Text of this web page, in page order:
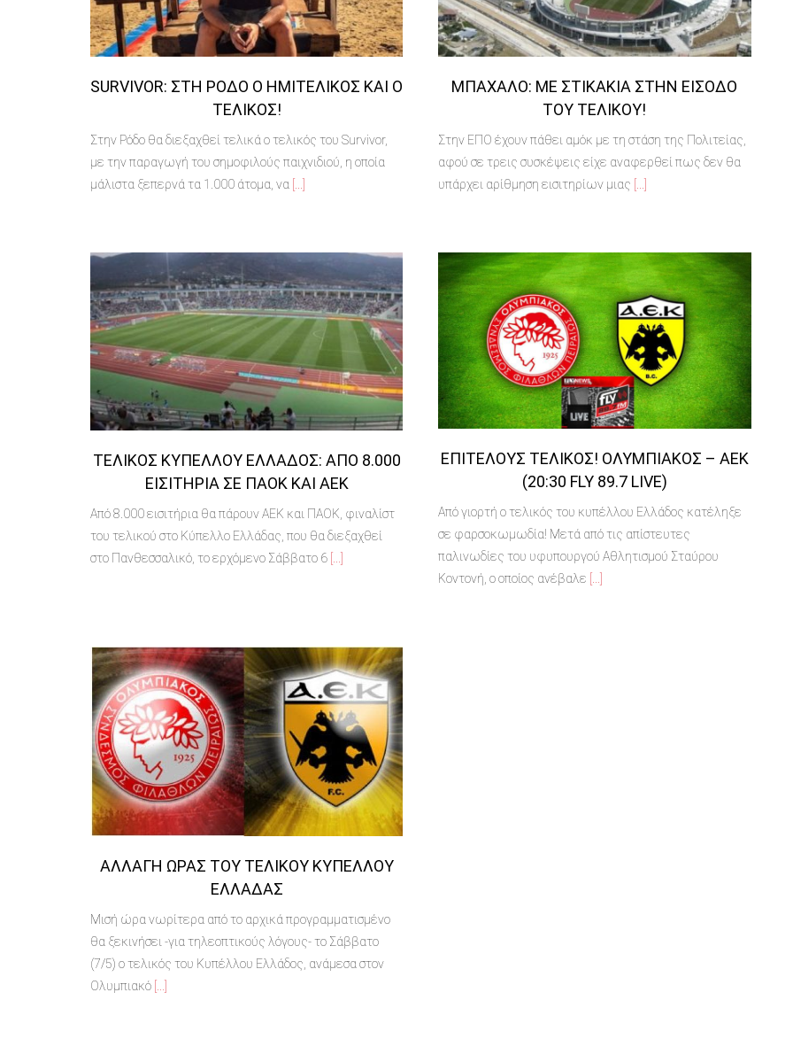
SURVIVOR: ΣΤΗ ΡΌΔΟ Ο ΗΜΙΤΕΛΙΚΌΣ ΚΑΙ Ο
ΤΕΛΙΚΌΣ!
Στην Ρόδο θα διεξαχθεί τελικά ο τελικός του Survivor,
με την παραγωγή του σημοφιλούς παιχνιδιού, η οποία
μάλιστα ξεπερνά τα 1.000 άτομα, να [...]
ΜΠΆΧΑΛΟ: ΜΕ ΣΤΙΚΆΚΙΑ ΣΤΗΝ ΕΊΣΟΔΟ
ΤΟΥ ΤΕΛΙΚΟΎ!
Στην ΕΠΟ έχουν πάθει αμόκ με τη στάση της Πολιτείας,
αφού σε τρεις συσκέψεις είχε αναφερθεί πως δεν θα
υπάρχει αρίθμηση εισιτηρίων μιας [...]
ΤΕΛΙΚΌΣ ΚΥΠΈΛΛΟΥ ΕΛΛΆΔΟΣ: ΑΠΌ 8.000
ΕΙΣΙΤΉΡΙΑ ΣΕ ΠΑΟΚ ΚΑΙ ΑΕΚ
Από 8.000 εισιτήρια θα πάρουν ΑΕΚ και ΠΑΟΚ, φιναλίστ
του τελικού στο Κύπελλο Ελλάδας, που θα διεξαχθεί
στο Πανθεσσαλικό, το ερχόμενο Σάββατο 6
ΕΠΙΤΈΛΟΥΣ ΤΕΛΙΚΌΣ! ΟΛΥΜΠΙΑΚΌΣ – ΑΕΚ
(20:30 FLY 89.7 LIVE)
Από γιορτή ο τελικός του κυπέλλου Ελλάδος κατέληξε
σε φαρσοκωμωδία! Μετά από τις απίστευτες
παλινωδίες του υφυπουργού Αθλητισμού Σταύρου
Κοντονή, ο οποίος ανέβαλε
ΑΛΛΑΓΉ ΏΡΑΣ ΤΟΥ ΤΕΛΙΚΟΎ ΚΥΠΈΛΛΟΥ
ΕΛΛΆΔΑΣ
Μισή ώρα νωρίτερα από το αρχικά προγραμματισμένο
θα ξεκινήσει -για τηλεοπτικούς λόγους- το Σάββατο
(7/5) ο τελικός του Κυπέλλου Ελλάδος, ανάμεσα στον
Ολυμπιακό [...]